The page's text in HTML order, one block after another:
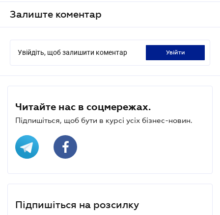
Залиште коментар
Увійдіть, щоб залишити коментар увійти
Читайте нас в соцмережах.
Підпишіться, щоб бути в курсі усіх бізнес-новин.
Підпишіться на розсилку